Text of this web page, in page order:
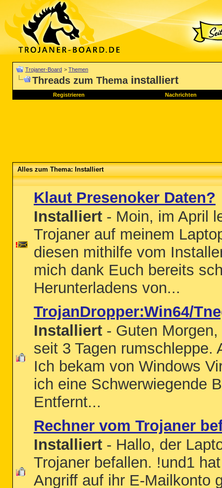
Trojaner-Board > Themen
Threads zum Thema installiert
Registrieren Nachrichten
Alles zum Thema: Installiert
Klaut Presenoker Daten?
Installiert - Moin, im April
Trojaner auf meinem
diesen mithilfe vom
mich dank Euch bereits
Herunterladens von...
TrojanDropper:Win64/
Installiert - Guten
seit 3 Tagen rumschleppe.
Ich bekam von Windows
ich eine Schwerwiegende
Entfernt...
Rechner vom Trojaner
Installiert - Hallo, der
Trojaner befallen. !und1
Angriff auf ihr E-Mailkonto